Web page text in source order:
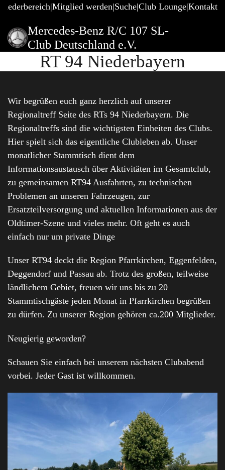
Mitglied werden Suche Club Lounge Kontakt
Mercedes-Benz R/C 107 SL-
Club Deutschland e.V.
RT 94 Niederbayern
Wir begrüßen euch ganz herzlich auf unserer
Regionaltreff Seite des RTs 94 Niederbayern. Die
Regionaltreffs sind die wichtigsten Einheiten des Clubs.
Hier spielt sich das eigentliche Clubleben ab. Unser
monatlicher Stammtisch dient dem
Informationsaustausch über Aktivitäten im Gesamtclub,
zu gemeinsamen RT94 Ausfahrten, zu technischen
Problemen an unseren Fahrzeugen, zur
Ersatzteilversorgung und aktuellen Informationen aus der
Oldtimer-Szene und vieles mehr. Oft geht es auch
einfach nur um private Dinge
Unser RT94 deckt die Region Pfarrkirchen, Eggenfelden,
Deggendorf und Passau ab. Trotz des großen, teilweise
ländlichem Gebiet, freuen wir uns bis zu 20
Stammtischgäste jeden Monat in Pfarrkirchen begrüßen
zu dürfen. Zu unserer Region gehören ca.200 Mitglieder.
Neugierig geworden?
Schauen Sie einfach bei unserem nächsten Clubabend
vorbei. Jeder Gast ist willkommen.